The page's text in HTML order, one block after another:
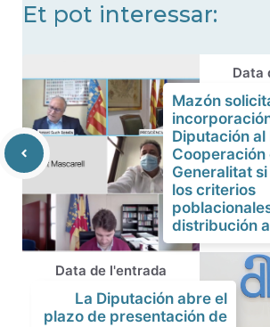
Et pot interessar:
Data
Mazón
Diputación al
Cooperación
Generalitat
los criterios
distribución
Data de l'entrada
La Diputación abre el
plazo de presentación de